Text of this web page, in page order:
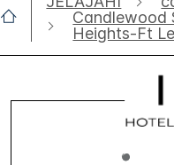
Candlewood
Heights-Ft